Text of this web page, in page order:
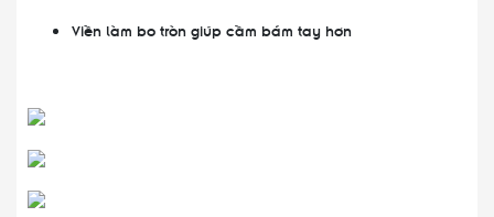
Viền làm bo tròn giúp cầm bám tay hơn